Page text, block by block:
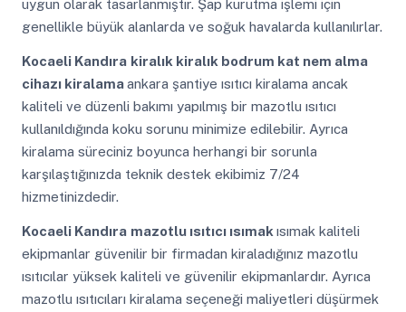
uygun olarak tasarlanmıştır. Şap kurutma işlemi için
genellikle büyük alanlarda ve soğuk havalarda kullanılırlar.
Kocaeli Kandıra kiralık kiralık bodrum kat nem alma
cihazı kiralamaankara şantiye ısıtıcı kiralama ancak
kaliteli ve düzenli bakımı yapılmış bir mazotlu ısıtıcı
kullanıldığında koku sorunu minimize edilebilir. Ayrıca
kiralama süreciniz boyunca herhangi bir sorunla
karşılaştığınızda teknik destek ekibimiz 7/24
hizmetinizdedir.
Kocaeli Kandıra mazotlu ısıtıcı ısımak ısımak kaliteli
ekipmanlar güvenilir bir firmadan kiraladığınız mazotlu
ısıtıcılar yüksek kaliteli ve güvenilir ekipmanlardır. Ayrıca
mazotlu ısıtıcıları kiralama seçeneği maliyetleri düşürmek